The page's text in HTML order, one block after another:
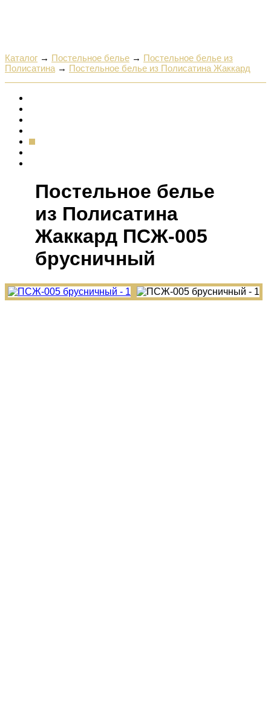
Каталог → Постельное белье → Постельное белье из
Полисатина → Постельное белье из Полисатина Жаккард
Постельное белье
из Полисатина
Жаккард ПСЖ-005
брусничный